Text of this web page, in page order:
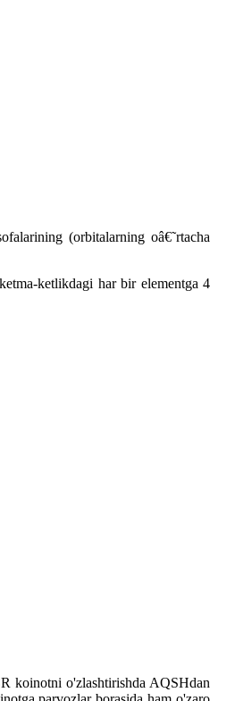
(orbitalarning oâ€˜rtacha
ketlikdagi har bir elementga 4
koinotni o'zlashtirishda AQSHdan